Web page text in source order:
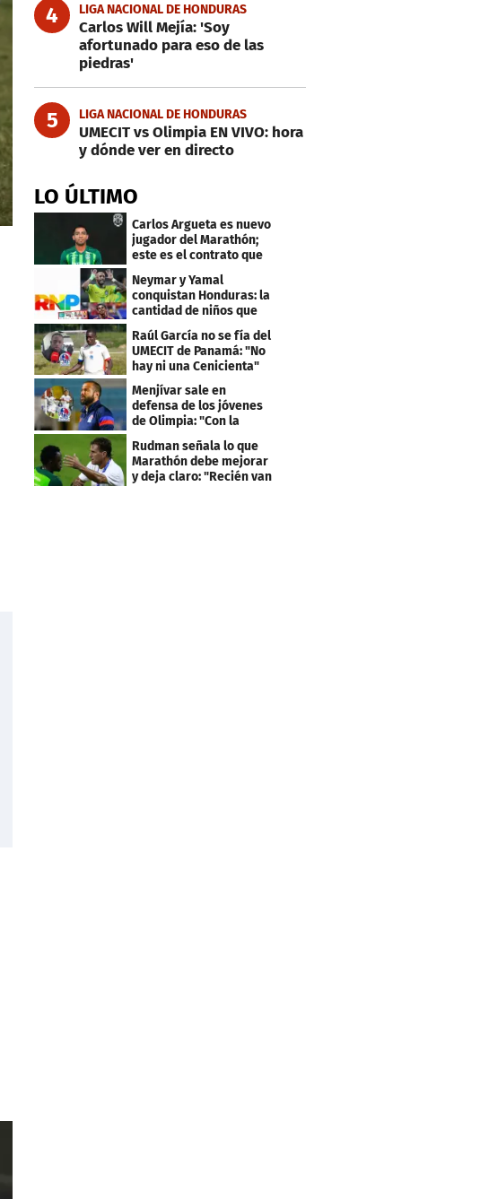
4 LIGA NACIONAL DE HONDURAS
Carlos Will Mejía: 'Soy
afortunado para eso de las
piedras'
5 LIGA NACIONAL DE HONDURAS
UMECIT vs Olimpia EN VIVO: hora
y dónde ver en directo
LO ÚLTIMO
Carlos Argueta es nuevo
jugador del Marathón;
este es el contrato que
Neymar y Yamal
conquistan Honduras: la
cantidad de niños que
llevan sus nombres
Raúl García no se fía del
UMECIT de Panamá: "No
hay ni una Cenicienta"
Menjívar sale en
defensa de los jóvenes
de Olimpia: "Con la
gente no se queda bien"
Rudman señala lo que
Marathón debe mejorar
y deja claro: "Recién van